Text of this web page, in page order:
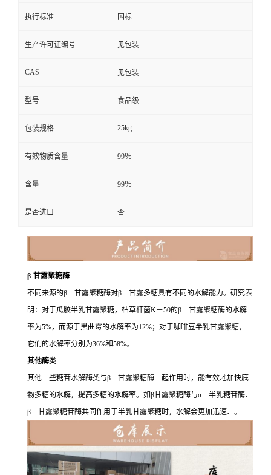
执行标准 国标
生产许可证编号 见包装
CAS 见包装
型号 食品级
包装规格 25kg
有效物质含量 99％
含量 99％
是否进口 否
β-甘露聚糖酶
不同来源的β一甘露聚糖酶对β一甘露多糖具有不同的水解能力。研究表
明：对于瓜胶半乳甘露聚糖，枯草杆菌K－50的β一甘露聚糖酶的水解
率为5%，而源于黑曲霉的水解率为12%；对于咖啡豆半乳甘露聚糖，
它们的水解率分别为36%和58%。
其他酶类
其他一些糖苷水解酶类与β一甘露聚糖酶一起作用时，能有效地加快底
物多糖的水解，提高多糖的水解率。如β甘露聚糖酶与α一半乳糖苷酶、
β一甘露聚糖苷酶共同作用于半乳甘露聚糖时，水解会更加迅速、。